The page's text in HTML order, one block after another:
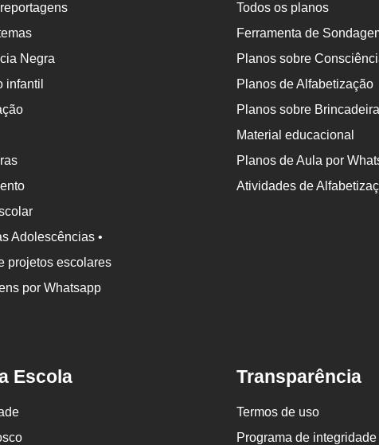
Negra
infantil
Adolescências •
projetos escolares
por Whatsapp
Todos os planos
Ferramenta de
Planos sobre
Planos de Alfabetização
Planos sobre
Material educacional
Planos de Aula por
Atividades de
Escola Transparência
Termos de uso
Programa de integridade